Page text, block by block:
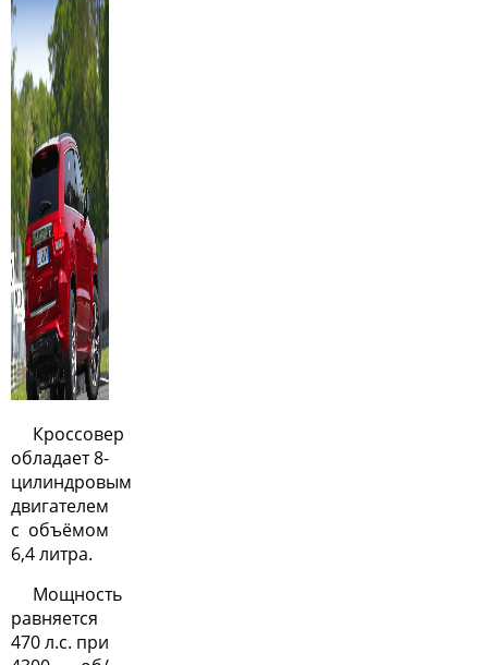
Кроссовер
обладает 8-
цилиндровым
двигателем
с объёмом
6,4 литра.
Мощность
равняется
470 л.с. при